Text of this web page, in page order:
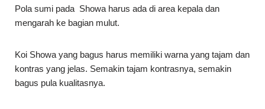
Pola sumi pada Showa harus ada di area kepala dan
mengarah ke bagian mulut.
Koi Showa yang bagus harus memiliki warna yang tajam dan
kontras yang jelas. Semakin tajam kontrasnya, semakin
bagus pula kualitasnya.